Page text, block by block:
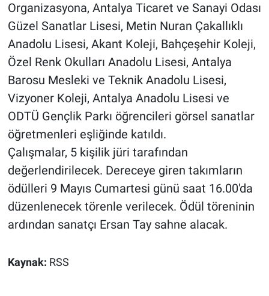
Organizasyona, Antalya Ticaret ve Sanayi Odası
Güzel Sanatlar Lisesi, Metin Nuran Çakallıklı
Anadolu Lisesi, Akant Koleji, Bahçeşehir Koleji,
Özel Renk Okulları Anadolu Lisesi, Antalya
Barosu Mesleki ve Teknik Anadolu Lisesi,
Vizyoner Koleji, Antalya Anadolu Lisesi ve
ODTÜ Gençlik Parkı öğrencileri görsel sanatlar
öğretmenleri eşliğinde katıldı.
Çalışmalar, 5 kişilik jüri tarafından
değerlendirilecek. Dereceye giren takımların
ödülleri 9 Mayıs Cumartesi günü saat 16.00'da
düzenlenecek törenle verilecek. Ödül töreninin
ardından sanatçı Ersan Tay sahne alacak.
Kaynak: RSS